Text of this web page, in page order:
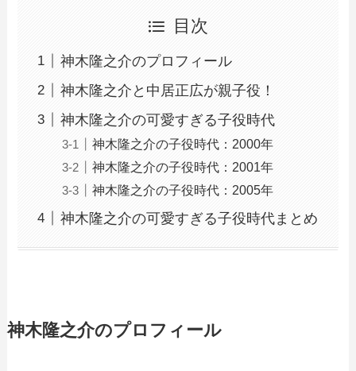
目次
神木隆之介のプロフィール
神木隆之介と中居正広が親子役！
神木隆之介の可愛すぎる子役時代
神木隆之介の子役時代：2000年
神木隆之介の子役時代：2001年
神木隆之介の子役時代：2005年
神木隆之介の可愛すぎる子役時代まとめ
神木隆之介のプロフィール